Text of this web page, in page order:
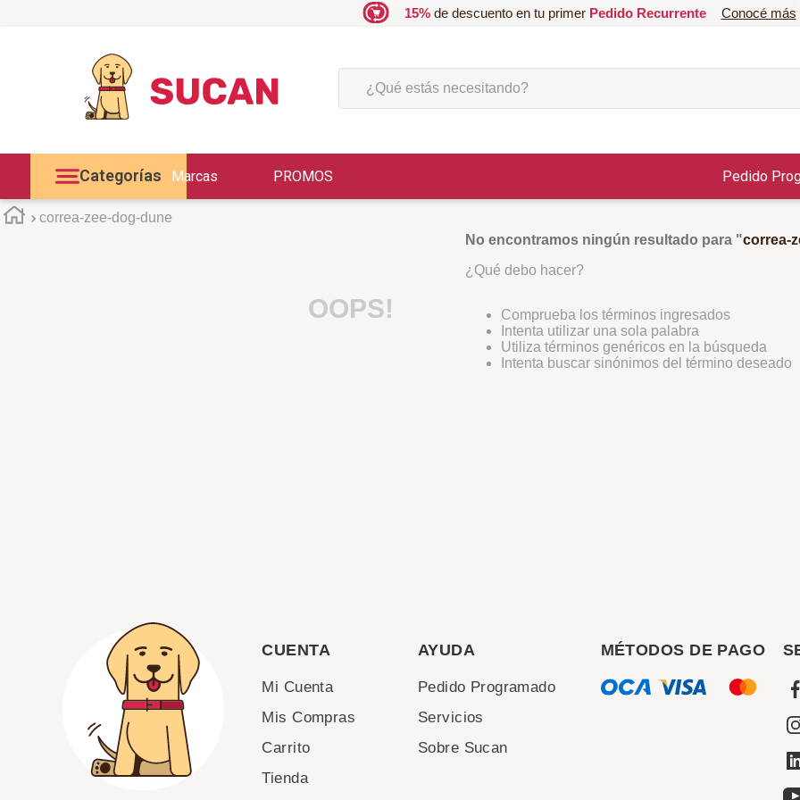
15%de descuento en tu primer Pedido Recurrente Conocé más
¿Qué estás necesitando?
Categorías Marcas PROMOS Pedido
correa-zee-dog-dune
OOPS!
No encontramos ningún resultado para "correa-
¿Qué debo hacer?
Comprueba los términos ingresados
Intenta utilizar una sola palabra
Utiliza términos genéricos en la búsqueda
Intenta buscar sinónimos del término deseado
CUENTA
Mi Cuenta
Mis Compras
Carrito
Tienda
AYUDA
Pedido Programado
Servicios
Sobre Sucan
MÉTODOS DE PAGO